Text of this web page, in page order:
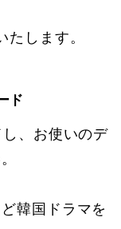
します。
ド
、お使いのデ
韓国ドラマを